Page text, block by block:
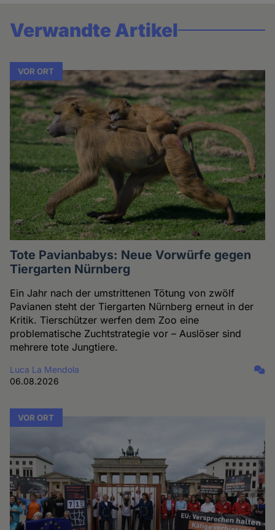
Verwandte Artikel
VOR ORT
Tote Pavianbabys: Neue Vorwürfe gegen
Tiergarten Nürnberg
Ein Jahr nach der umstrittenen Tötung von zwölf
Pavianen steht der Tiergarten Nürnberg erneut in der
Kritik. Tierschützer werfen dem Zoo eine
problematische Zuchtstrategie vor – Auslöser sind
mehrere tote Jungtiere.
Luca La Mendola
06.08.2026
VOR ORT